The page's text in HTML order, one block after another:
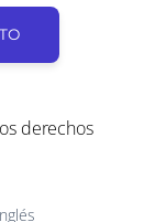
derechos